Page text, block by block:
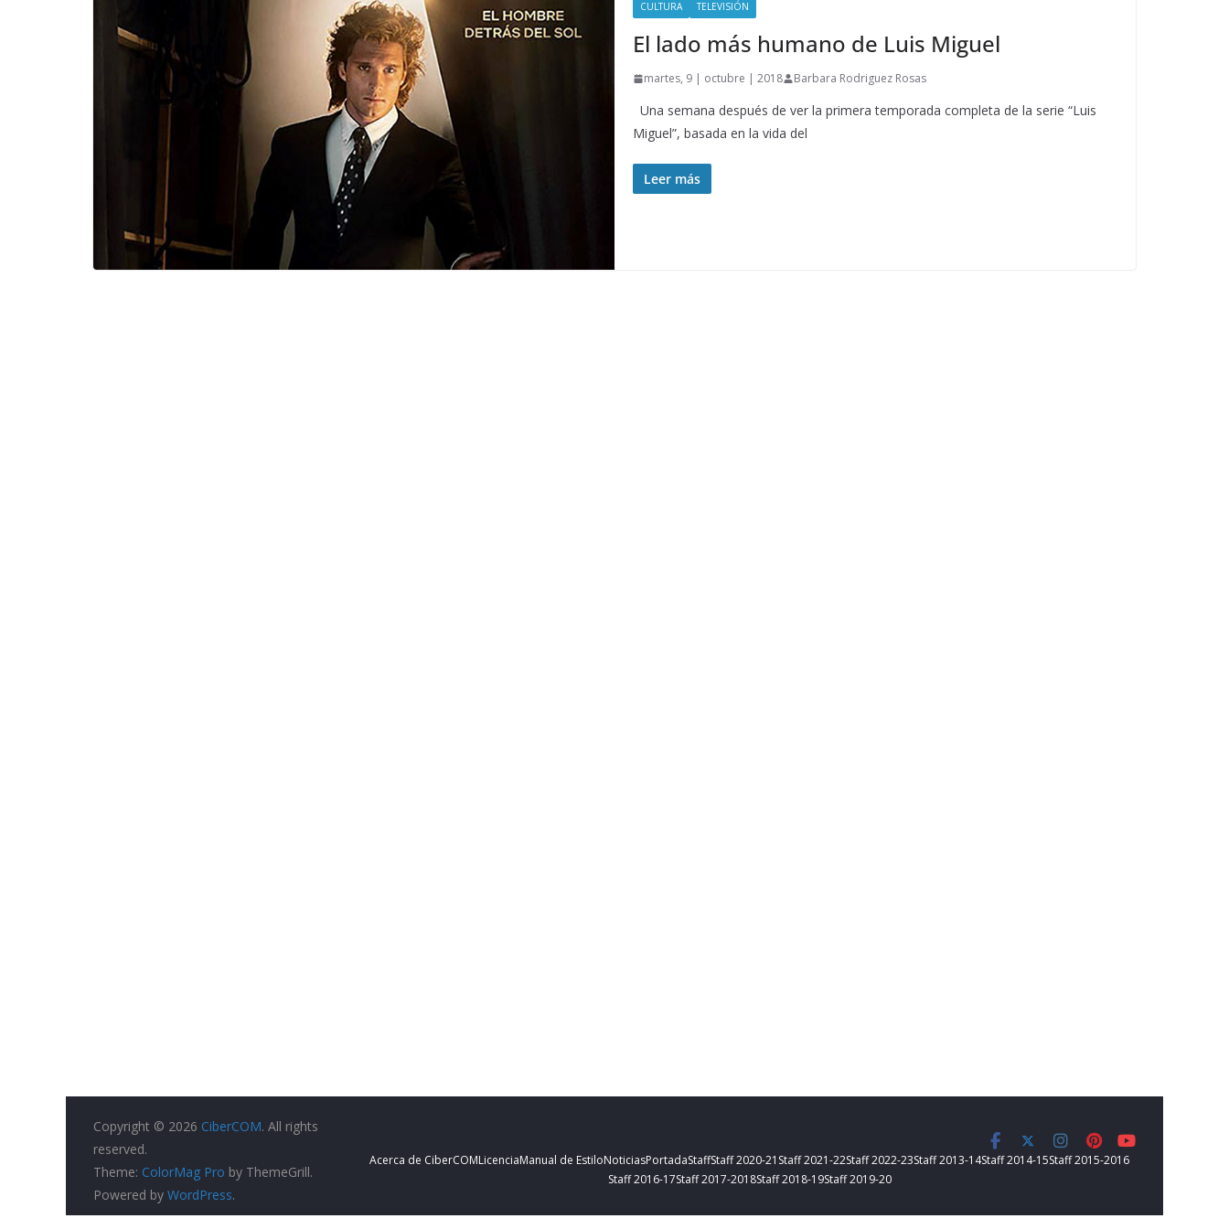
CULTURA TELEVISIÓN
El lado más humano de Luis Miguel
martes, 9 | octubre | 2018 Barbara Rodriguez Rosas
Una semana después de ver la primera temporada completa de la serie “Luis
Miguel”, basada en la vida del
Leer más
Acerca de CiberCOMLicenciaManual de EstiloNoticiasPortadaStaffStaff 2020-21 Staff 2021-22Staff 2022-23Staff 2013-14Staff 2014-15Staff 2015-2016
Staff 2016-17Staff 2017-2018Staff 2018-19Staff 2019-20
Copyright © 2026 CiberCOM. All rights
reserved.
Theme: ColorMag Pro by ThemeGrill.
Powered by WordPress.